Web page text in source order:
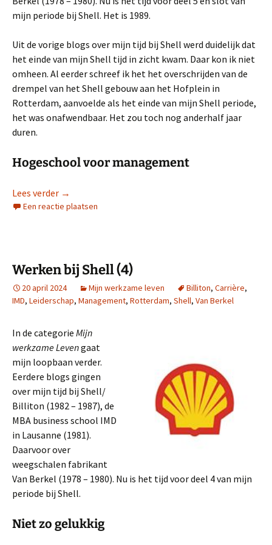
mijn periode bij Shell. Het is 1989.
Uit de vorige blogs over mijn tijd bij Shell werd duidelijk dat
het einde van mijn Shell tijd in zicht kwam. Daar kon ik niet
omheen. Al eerder schreef ik het het overschrijden van de
drempel van het Shell gebouw aan het Hofplein in
Rotterdam, aanvoelde als het einde van mijn Shell periode,
het was onafwendbaar. Het zou toch nog anderhalf jaar
duren.
Hogeschool voor management
Lees verder Werken bij Shell (5 en slot): evaluatie
→
Een reactie plaatsen
Werken bij Shell (4)
20 april 2024 Mijn werkzame leven Billiton, Carrière,
IMD, Leiderschap, Management, Rotterdam, Shell, Van Berkel
In de categorie Mijn
werkzame Levengaat
mijn loopbaan verder.
Eerdere blogs gingen
over mijn tijd bij Shell/
Billiton (1982 – 1987), de
MBA business school IMD
in Lausanne (1981).
Daarvoor over
weegschalen fabrikant
Van Berkel (1978 – 1980). Nu is het tijd voor deel 4 van mijn
periode bij Shell.
Niet zo gelukkig